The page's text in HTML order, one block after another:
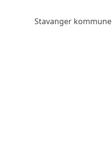
Stavanger kommune